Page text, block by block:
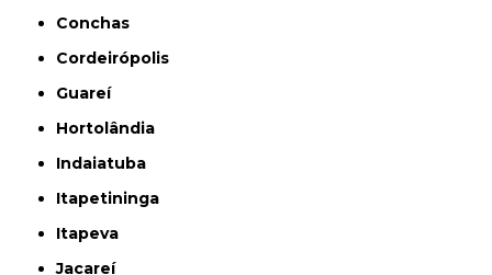
Conchas
Cordeirópolis
Guareí
Hortolândia
Indaiatuba
Itapetininga
Itapeva
Jacareí